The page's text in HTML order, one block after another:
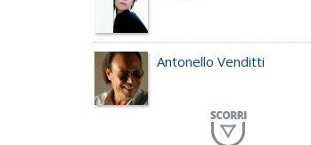
Antonello Venditti
Planet Funk